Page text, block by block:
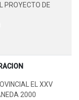
PROYECTO DE
EL XXV
2000